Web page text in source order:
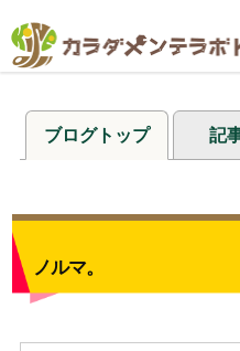
ブログトップ 記
ノルマ。